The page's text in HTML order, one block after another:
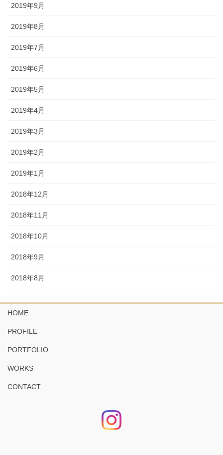
2019年9月
2019年8月
2019年7月
2019年6月
2019年5月
2019年4月
2019年3月
2019年2月
2019年1月
2018年12月
2018年11月
2018年10月
2018年9月
2018年8月
HOME
PROFILE
PORTFOLIO
WORKS
CONTACT